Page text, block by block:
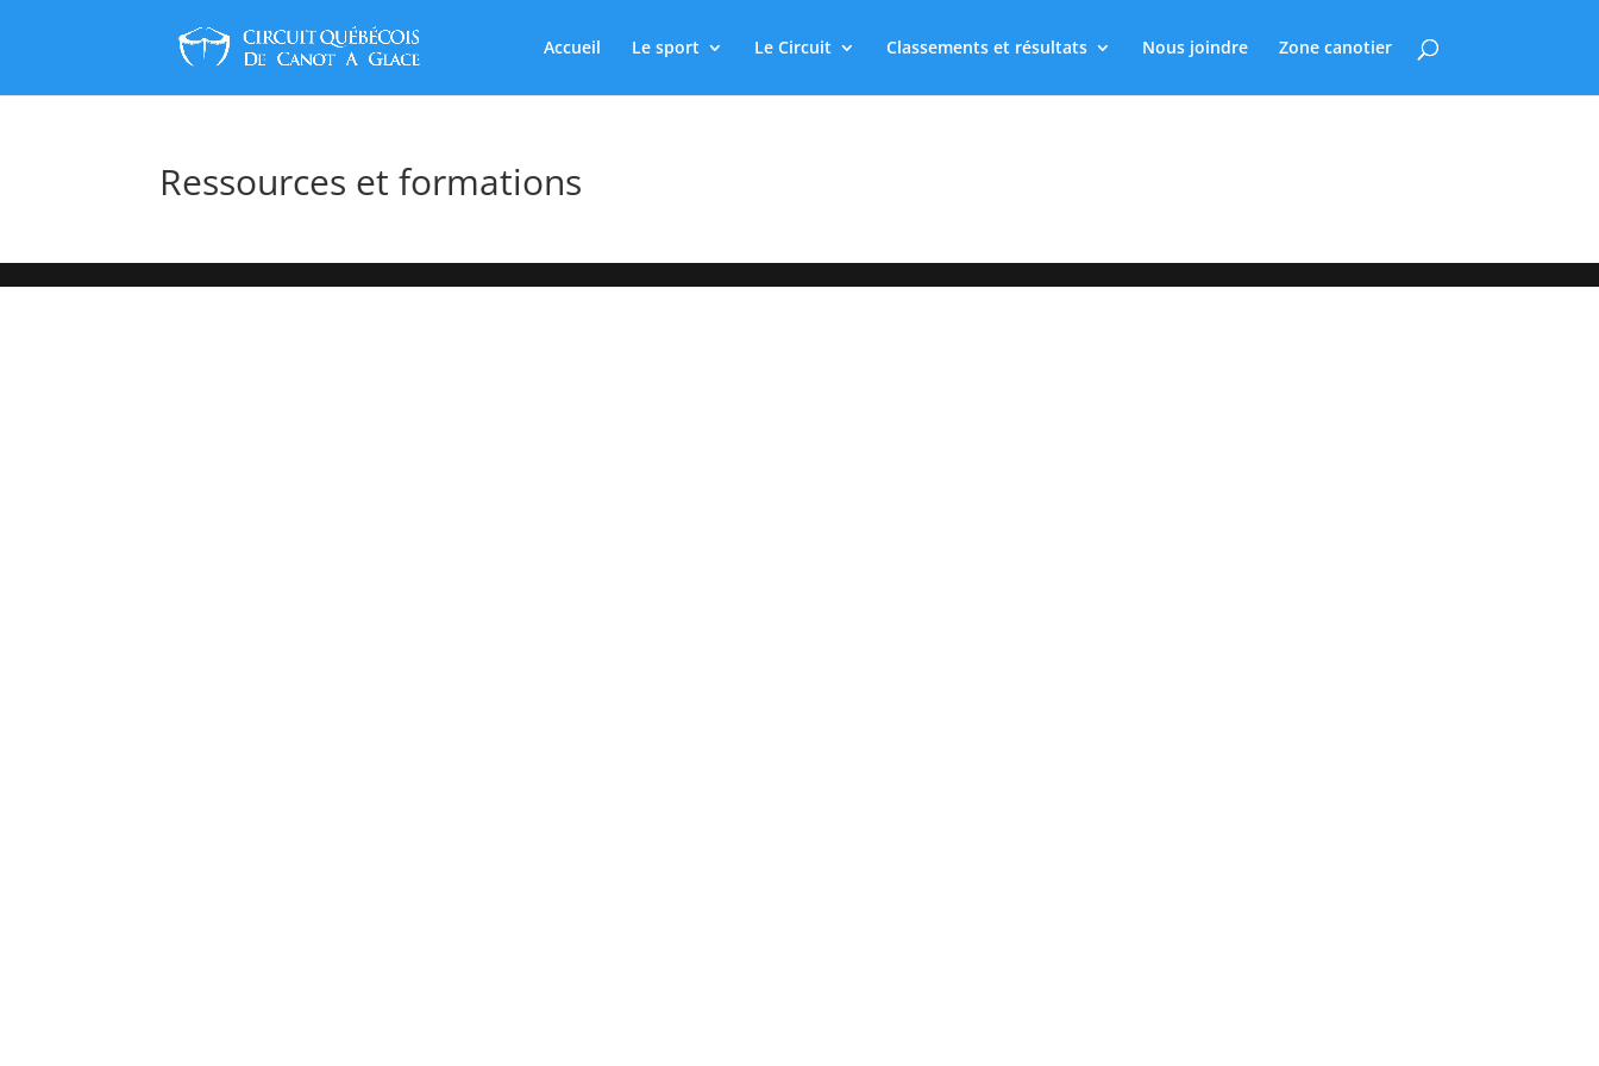
Accueil Le sport Le Circuit Classements et résultats Nous joindre Zone canotier
Ressources et formations